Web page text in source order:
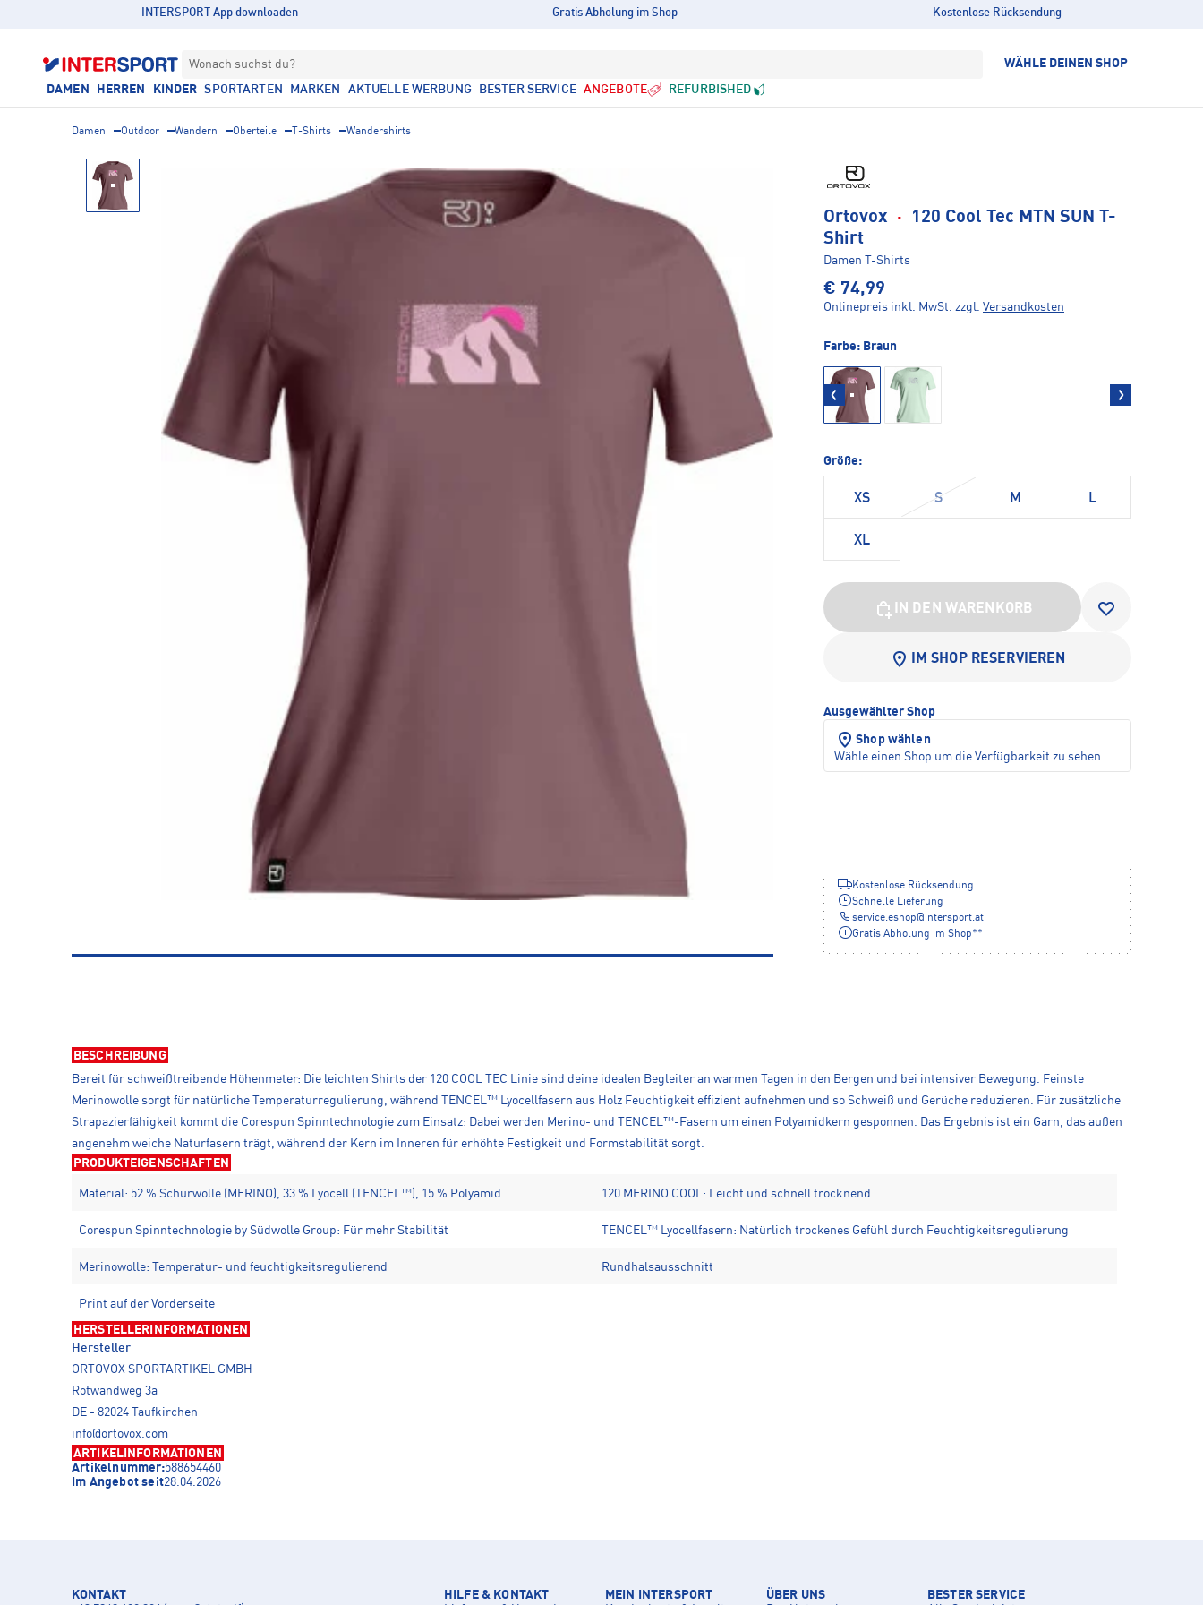
INTERSPORT App downloaden Gratis Abholung im Shop Kostenlose Rücksendung
Wonach suchst du? WÄHLE DEINEN SHOP
DAMEN HERREN KINDER SPORTARTEN MARKEN AKTUELLE WERBUNG BESTER SERVICE ANGEBOTE REFURBISHED
Damen Outdoor Wandern Oberteile T-Shirts Wandershirts
Ortovox ·
120 Cool Tec MTN SUN T-
Shirt
Damen T-Shirts
€ 74,99
Onlinepreis inkl. MwSt. zzgl. Versandkosten
Farbe: Braun
Größe:
XS S M L
XL
IN DEN WARENKORB
IM SHOP RESERVIEREN
Ausgewählter Shop
Shop wählen
Wähle einen Shop um die Verfügbarkeit zu sehen
Kostenlose Rücksendung
Schnelle Lieferung
service.eshop@ intersport.at
Gratis Abholung im Shop**
BESCHREIBUNG
Bereit für schweißtreibende Höhenmeter: Die leichten Shirts der 120 COOL TEC Linie sind deine idealen Begleiter an warmen Tagen in den Bergen und bei intensiver Bewegung. Feinste
Merinowolle sorgt für natürliche Temperaturregulierung, während TENCEL™ Lyocellfasern aus Holz Feuchtigkeit effizient aufnehmen und so Schweiß und Gerüche reduzieren. Für zusätzliche
Strapazierfähigkeit kommt die Corespun Spinntechnologie zum Einsatz: Dabei werden Merino- und TENCEL™-Fasern um einen Polyamidkern gesponnen. Das Ergebnis ist ein Garn, das außen
angenehm weiche Naturfasern trägt, während der Kern im Inneren für erhöhte Festigkeit und Formstabilität sorgt.
PRODUKTEIGENSCHAFTEN
Material: 52 % Schurwolle (MERINO), 33 % Lyocell (TENCEL™), 15 % Polyamid 120 MERINO COOL: Leicht und schnell trocknend
Corespun Spinntechnologie by Südwolle Group: Für mehr Stabilität TENCEL™ Lyocellfasern: Natürlich trockenes Gefühl durch Feuchtigkeitsregulierung
Merinowolle: Temperatur- und feuchtigkeitsregulierend Rundhalsausschnitt
Print auf der Vorderseite
HERSTELLERINFORMATIONEN
Hersteller
ORTOVOX SPORTARTIKEL GMBH
Rotwandweg 3a
DE - 82024 Taufkirchen
info@ortovox.com
ARTIKELINFORMATIONEN
Artikelnummer:588654460
Im Angebot seit28.04.2026
KONTAKT
HILFE & KONTAKT
MEIN INTERSPORT
ÜBER UNS
BESTER SERVICE